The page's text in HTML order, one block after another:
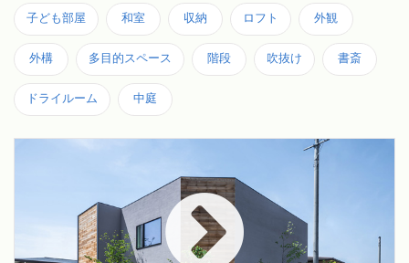
子ども部屋 和室 収納 ロフト 外観
外構 多目的スペース 階段 吹抜け 書斎
ドライルーム 中庭